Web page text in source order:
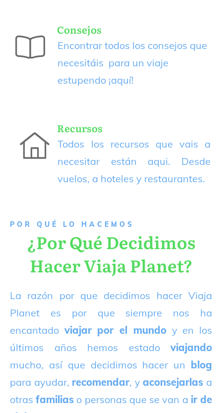
Consejos
Encontrar todos los consejos que
necesitáis para un viaje
estupendo ¡aquí!
Recursos
Todos los recursos que vais a
necesitar están aqui. Desde
vuelos, a hoteles y restaurantes.
P OR QUÉ LO HACEMOS
¿Por Qué Decidimos
Hacer Viaja Planet?
La razón por que decidimos hacer Viaja
Planet es por que siempre nos ha
encantado viajar por el mundoy en los
últimos años hemos estado viajando
mucho, así que decidimos hacer un blog
para ayudar, recomendar, yaconsejarlas a
otrasfamilias o personas que se van a ir de